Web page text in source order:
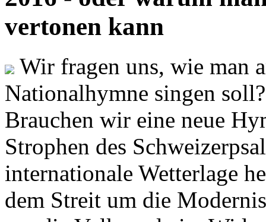
vertonen kann
Wir fragen uns, wie man
Nationalhymne singen
Brauchen wir eine neue
Strophen des
internationale Wetterlage
dem Streit um die